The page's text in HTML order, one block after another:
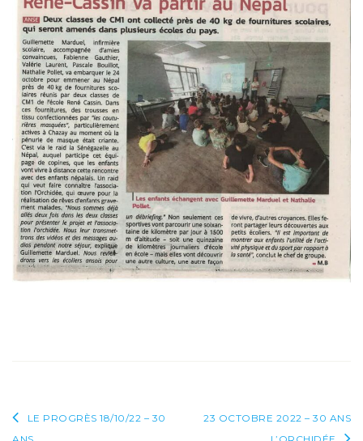
NÉPAL
Navigation
LE PROGRÈS 18/10/22 – 30
23 OCTOBRE 2022 – 30 ANS